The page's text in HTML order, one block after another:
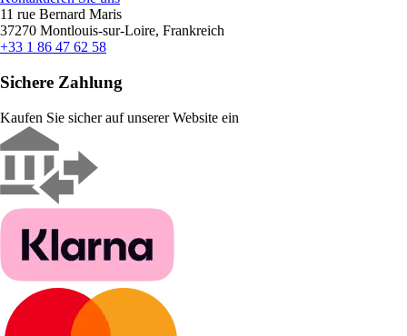
11 rue Bernard Maris
37270 Montlouis-sur-Loire, Frankreich
+33 1 86 47 62 58
Sichere Zahlung
Kaufen Sie sicher auf unserer Website ein